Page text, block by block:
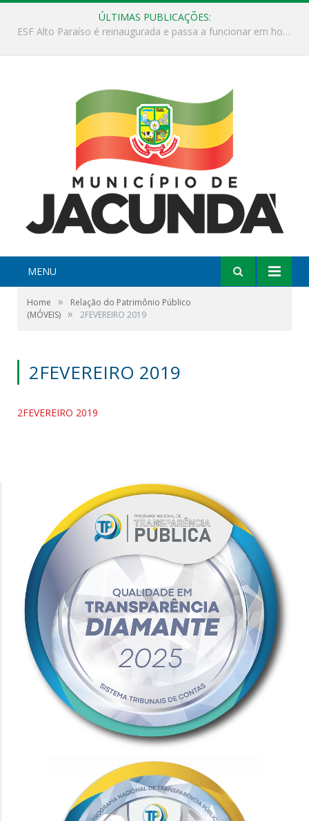
ÚLTIMAS PUBLICAÇÕES:
ESF Alto Paraíso é reinaugurada e passa a funcionar em horário estendido
MENU
Home »
Relação do Patrimônio Público
(MÓVEIS) » 2FEVEREIRO 2019
2FEVEREIRO 2019
2FEVEREIRO 2019